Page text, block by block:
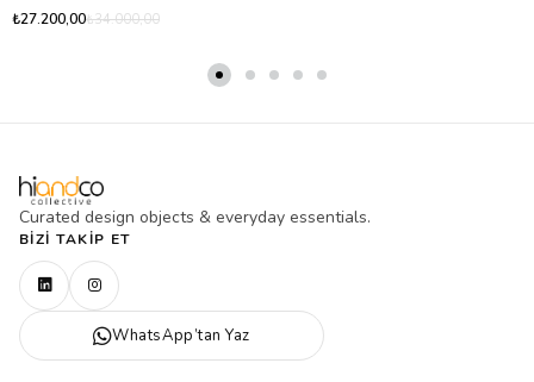
₺27.200,00₺34.000,00
Curated design objects & everyday essentials.
BIZI TAKIP ET
WhatsApp’tan Yaz